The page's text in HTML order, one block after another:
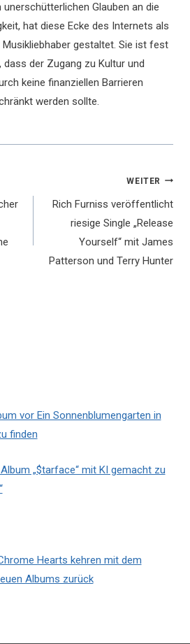
Glauben an die
hat diese Ecke des Internets als
gestaltet. Sie ist fest
dass der Zugang zu Kultur und
keine finanziellen Barrieren
werden sollte.
WEITER
Rich Furniss veröffentlicht
riesige Single „Release
Yourself“ mit James
Patterson und Terry Hunter
vor Ein Sonnenblumengarten in
finden
„$tarface“ mit KI gemacht zu
Hearts kehren mit dem
Albums zurück